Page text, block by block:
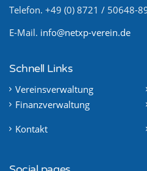
Telefon. +49 (0) 8721 / 50648-
E-Mail. info@netxp-verein.de
Schnell Links
Vereinsverwaltung
Finanzverwaltung
Kontakt